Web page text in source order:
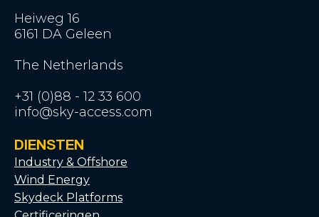
Heiweg 16
6161 DA Geleen
The Netherlands
+31 (0)88 - 12 33 600
info@sky-access.com
DIENSTEN
Industry & Offshore
Wind Energy
Skydeck Platforms